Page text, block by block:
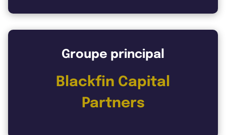
Groupe principal
Blackfin Capital
Partners